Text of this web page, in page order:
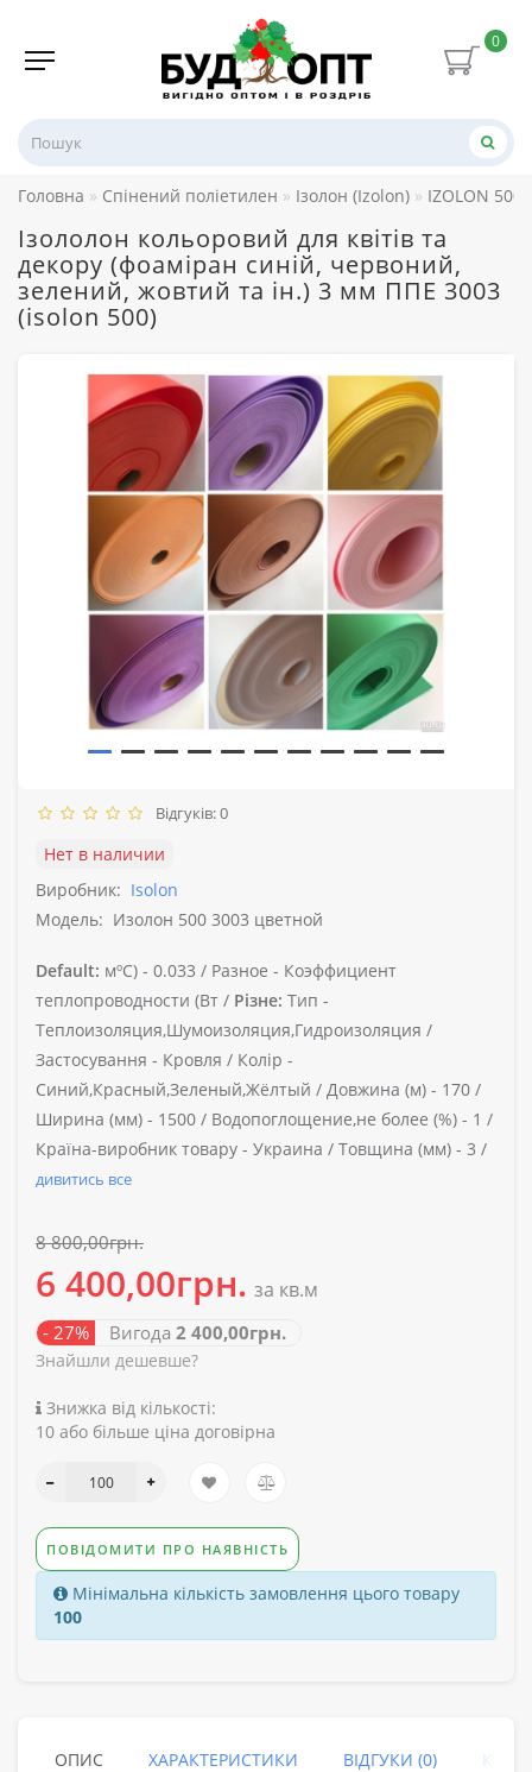
0
Головна Спінений поліетилен Ізолон (Izolon) IZOLON
Ізололон кольоровий для квітів та
декору (фоаміран синій, червоний,
зелений, жовтий та ін.) 3 мм ППЕ 3003
(isolon 500)
Відгуків: 0
Нет в наличии
Виробник: Isolon
Модель: Изолон 500 3003 цветной
Default: мºС) - 0.033 / Разное - Коэффициент
теплопроводности (Вт / Різне: Тип -
Теплоизоляция,Шумоизоляция,Гидроизоляция /
Застосування - Кровля / Колір -
Синий,Красный,Зеленый,Жёлтый / Довжина (м) - 170 /
Ширина (мм) - 1500 / Водопоглощение,не более (%) - 1 /
Країна-виробник товару - Украина / Товщина (мм) - 3 /
дивитись все
8 800,00грн.
6 400,00грн. за кв.м
- 27% Вигода 2 400,00грн.
Знайшли дешевше?
Знижка від кількості:
10 або більше ціна договірна
ПОВІДОМИТИ ПРО НАЯВНІСТЬ
Мінімальна кількість замовлення цього товару
100
ОПИС ХАРАКТЕРИСТИКИ ВІДГУКИ (0)